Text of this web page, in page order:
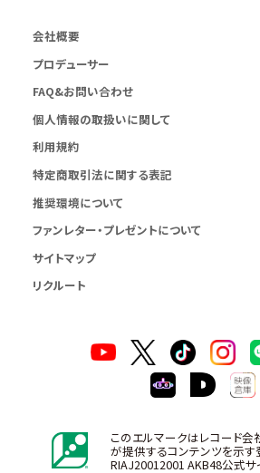
会社概要
プロデューサー
FAQ&お問い合わせ
個人情報の取扱いに関して
利用規約
特定商取引法に関する表記
推奨環境について
ファンレター・プレゼントについて
サイトマップ
リクルート
このエルマークはレコード会
が提供するコンテンツを示す
RIAJ20012001 AKB48公式サ